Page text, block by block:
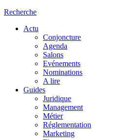
Recherche
Actu
Conjoncture
Agenda
Salons
Evénements
Nominations
A lire
Guides
Juridique
Management
Métier
Réglementation
Marketing